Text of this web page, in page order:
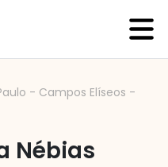
- Campos Elíseos -
Nébias